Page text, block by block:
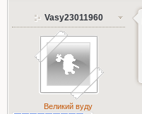
Vasy23011960
Великий вуду